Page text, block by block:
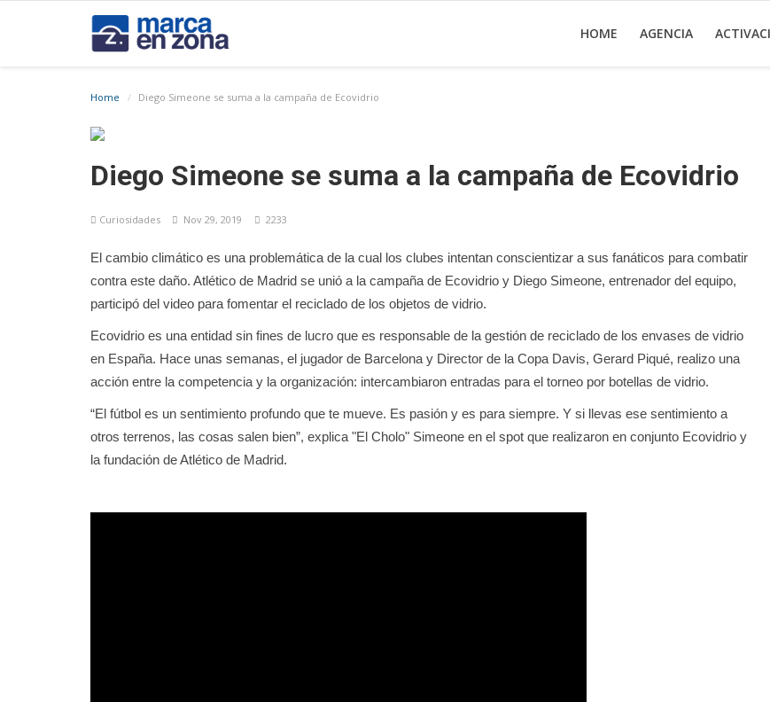
HOME AGENCIA
Home Diego Simeone se suma a la campaña de Ecovidrio
Diego Simeone se suma a la campaña de Ecovidrio
Curiosidades Nov 29, 2019 2233
El cambio climático es una problemática de la cual los clubes intentan conscientizar a sus fanáticos para combatir
contra este daño. Atlético de Madrid se unió a la campaña de Ecovidrio y Diego Simeone, entrenador del equipo,
participó del video para fomentar el reciclado de los objetos de vidrio.
Ecovidrio es una entidad sin fines de lucro que es responsable de la gestión de reciclado de los envases de vidrio
en España. Hace unas semanas, el jugador de Barcelona y Director de la Copa Davis, Gerard Piqué, realizo una
acción entre la competencia y la organización: intercambiaron entradas para el torneo por botellas de vidrio.
“El fútbol es un sentimiento profundo que te mueve. Es pasión y es para siempre. Y si llevas ese sentimiento a
otros terrenos, las cosas salen bien”, explica "El Cholo" Simeone en el spot que realizaron en conjunto Ecovidrio y
la fundación de Atlético de Madrid.